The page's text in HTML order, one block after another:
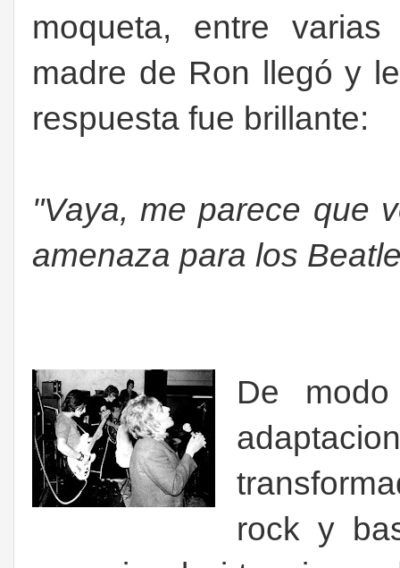
moqueta, entre
madre de Ron llegó y
respuesta fue brillante:
"Vaya, me parece que
amenaza para los
De
rock y